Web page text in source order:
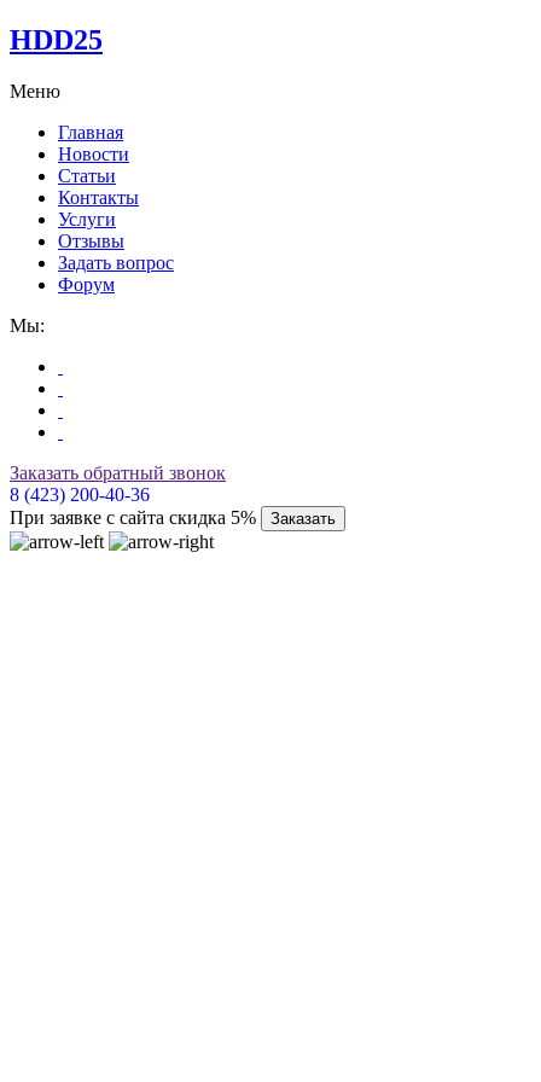
HDD25
Меню
Главная
Новости
Статьи
Контакты
Услуги
Отзывы
Задать вопрос
Форум
Мы:
Заказать обратный звонок
8 (423) 200-40-36
При заявке с сайта скидка 5%
Заказать